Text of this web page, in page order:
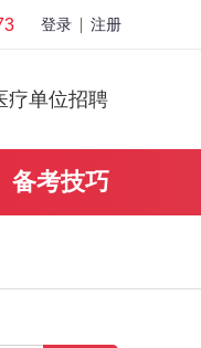
登录 注册
疗单位招聘
备考技巧